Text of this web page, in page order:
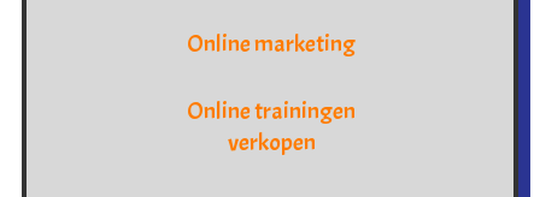
Online marketing
Online trainingen
verkopen